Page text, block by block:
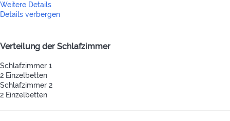
Weitere Details
Details verbergen
Verteilung der Schlafzimmer
Schlafzimmer 1
2 Einzelbetten
Schlafzimmer 2
2 Einzelbetten